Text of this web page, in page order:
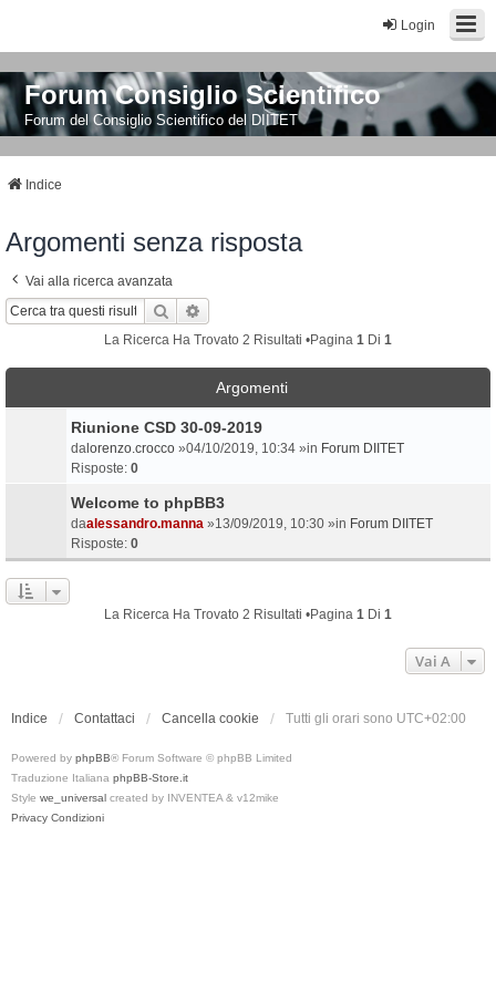
Login
Forum Consiglio Scientifico
Forum del Consiglio Scientifico del DIITET
Indice
Argomenti senza risposta
Vai alla ricerca avanzata
Cerca
La Ricerca Ha Trovato 2 Risultati •Pagina 1 Di 1
Argomenti
Riunione CSD 30-09-2019
da lorenzo.crocco »04/10/2019, 10:34 »in Forum DIITET
Risposte: 0
Welcome to phpBB3
daalessandro.manna »13/09/2019, 10:30 »in Forum DIITET
Risposte: 0
La Ricerca Ha Trovato 2 Risultati •Pagina 1 Di 1
Vai A
Indice Contattaci Cancella cookie Tutti gli orari sono UTC+02:00
Powered by phpBB® Forum Software © phpBB Limited
Traduzione Italiana phpBB-Store.it
Style we_universal created by INVENTEA & v12mike
Privacy Condizioni